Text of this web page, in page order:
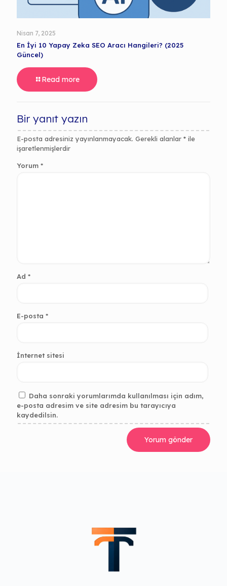
Nisan 7, 2025
En İyi 10 Yapay Zeka SEO Aracı Hangileri? (2025
Güncel)
Read more
Bir yanıt yazın
E-posta adresiniz yayınlanmayacak. Gerekli alanlar * ile
işaretlenmişlerdir
Yorum *
Ad *
E-posta *
İnternet sitesi
Daha sonraki yorumlarımda kullanılması için adım,
e-posta adresim ve site adresim bu tarayıcıya
kaydedilsin.